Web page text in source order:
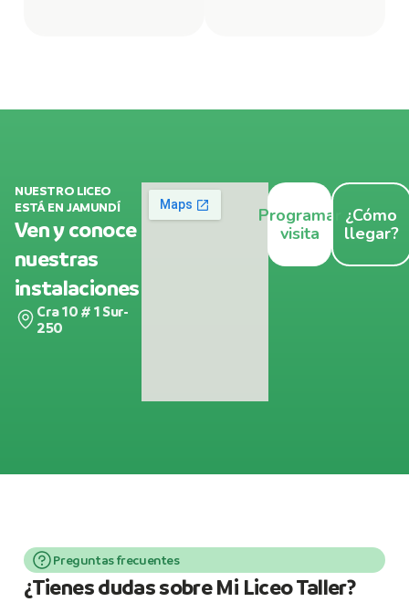
NUESTRO LICEO
ESTÁ EN JAMUNDÍ
Ven y conoce
nuestras
instalaciones
Cra 10 # 1 Sur-
250
Programar
visita
¿Cómo
llegar?
Preguntas frecuentes
¿Tienes dudas sobre Mi Liceo Taller?